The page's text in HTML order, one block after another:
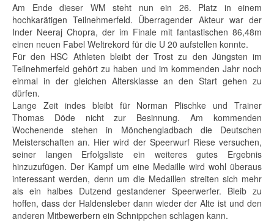
Am Ende dieser WM steht nun ein 26. Platz in einem
hochkarätigen Teilnehmerfeld. Überragender Akteur war der
Inder Neeraj Chopra, der im Finale mit fantastischen 86,48m
einen neuen Fabel Weltrekord für die U 20 aufstellen konnte.
Für den HSC Athleten bleibt der Trost zu den Jüngsten im
Teilnehmerfeld gehört zu haben und im kommenden Jahr noch
einmal in der gleichen Altersklasse an den Start gehen zu
dürfen.
Lange Zeit indes bleibt für Norman Plischke und Trainer
Thomas Döde nicht zur Besinnung. Am kommenden
Wochenende stehen in Mönchengladbach die Deutschen
Meisterschaften an. Hier wird der Speerwurf Riese versuchen,
seiner langen Erfolgsliste ein weiteres gutes Ergebnis
hinzuzufügen. Der Kampf um eine Medaille wird wohl überaus
interessant werden, denn um die Medaillen streiten sich mehr
als ein halbes Dutzend gestandener Speerwerfer. Bleib zu
hoffen, dass der Haldensleber dann wieder der Alte ist und den
anderen Mitbewerbern ein Schnippchen schlagen kann.